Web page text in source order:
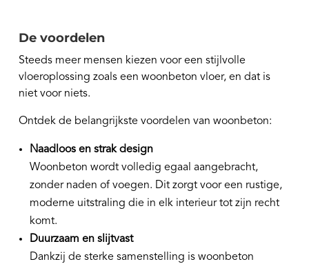
De voordelen
Steeds meer mensen kiezen voor een stijlvolle
vloeroplossing zoals een woonbeton vloer, en dat is
niet voor niets.
Ontdek de belangrijkste voordelen van woonbeton:
Naadloos en strak design
Woonbeton wordt volledig egaal aangebracht,
zonder naden of voegen. Dit zorgt voor een rustige,
moderne uitstraling die in elk interieur tot zijn recht
komt.
Duurzaam en slijtvast
Dankzij de sterke samenstelling is woonbeton